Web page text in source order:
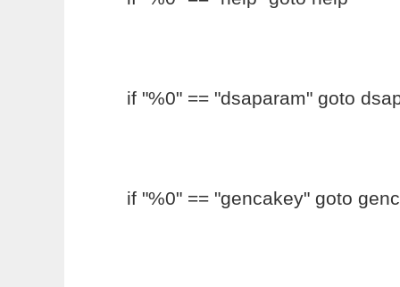
if "%0" == "dsaparam" goto
if "%0" == "gencakey" goto